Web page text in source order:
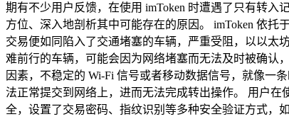
期有不少用户反馈，在使用 imToken 时遭遇了只有转
方位、深入地剖析其中可能存在的原因。 imToken 依托
交易便如同陷入了交通堵塞的车辆，严重受阻，以以太
难前行的车辆，可能会因为网络堵塞而无法及时被确认
因素，不稳定的 Wi-Fi 信号或者移动数据信号，就像一
法正常提交到网络上，进而无法完成转出操作。 用户在
全，设置了交易密码、指纹识别等多种安全验证方式，